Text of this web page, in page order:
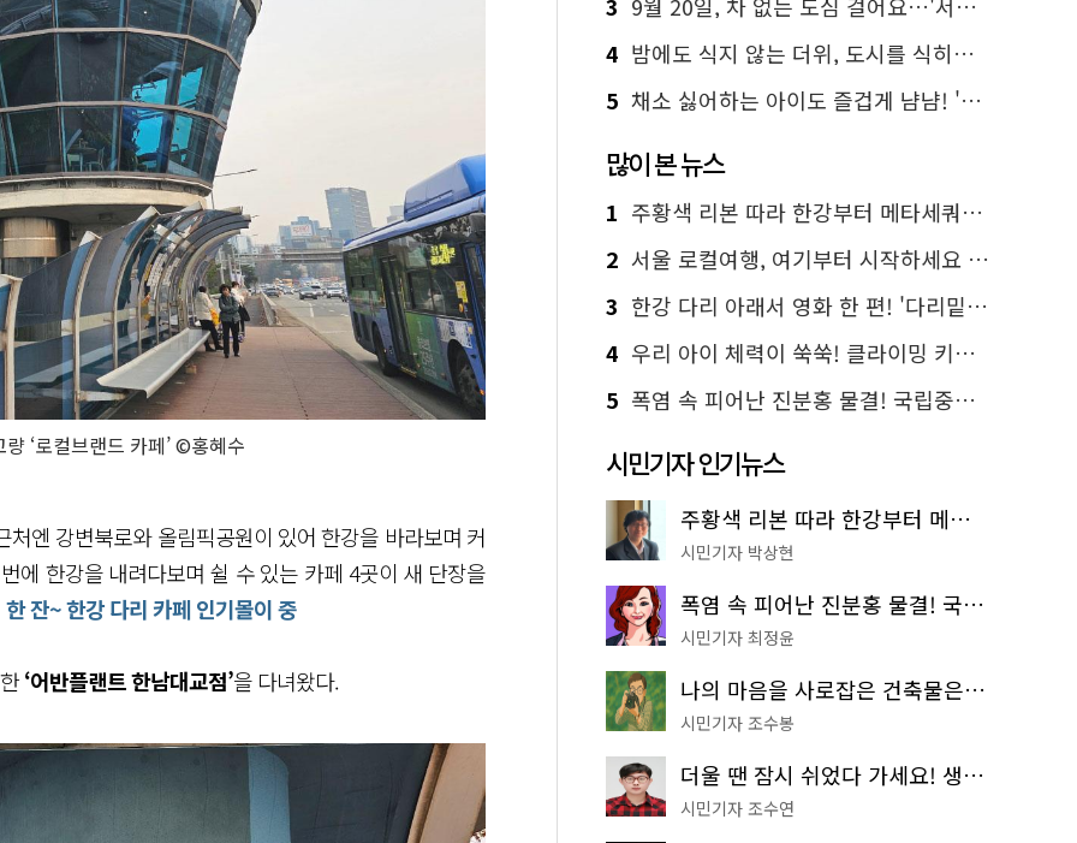
‘로컬브랜드 카페’ ©홍혜수
처엔 강변북로와 올림픽공원이 있어 한강을 바라보며 커
에 한강을 내려다보며 쉴 수 있는 카페 4곳이 새 단장을
잔~ 한강 다리 카페 인기몰이 중
한‘어반플랜트 한남대교점’을 다녀왔다.
4 밤에도 식지 않는 더위, 도시를 식히는 시원한 해법은?
5 채소 싫어하는 아이도 즐겁게 냠냠! '찾아가는 서울시 식생활 교육' 현장
많이 본 뉴스
1 주황색 리본 따라 한강부터 메타세쿼이아 숲길까지…서울둘레길 15코스
2 서울 로컬여행, 여기부터 시작하세요 '서울에디션25'
3 한강 다리 아래서 영화 한 편! '다리밑 영화관' 무료 상영
4 우리 아이 체력이 쑥쑥! 클라이밍 키즈카페·어린이 체력장
5 폭염 속 피어난 진분홍 물결! 국립중앙박물관 배롱나무 명소
시민기자 인기뉴스
주황색 리본 따라 한강부터 메타세쿼이아 숲길까지…서울둘레길 15코스
시민기자 박상현
폭염 속 피어난 진분홍 물결! 국립중앙박물관 배롱나무 명소
시민기자 최정윤
나의 마음을 사로잡은 건축물은? '서울시 건축상' 수상작 공개!
시민기자 조수봉
더울 땐 잠시 쉬었다 가세요! 생수 냉장고부터 해피소·무더위쉼터까지
시민기자 조수연